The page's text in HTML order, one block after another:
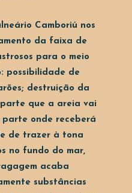
Camboriú nos
da faixa de
para o meio
possibilidade de
destruição da
que a areia vai
onde receberá
de trazer à tona
no fundo do mar,
acaba
substâncias